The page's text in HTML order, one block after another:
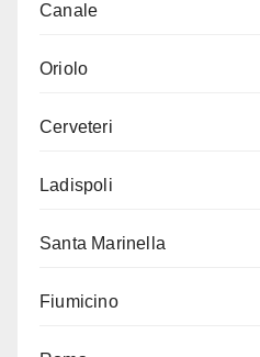
Canale
Oriolo
Cerveteri
Ladispoli
Santa Marinella
Fiumicino